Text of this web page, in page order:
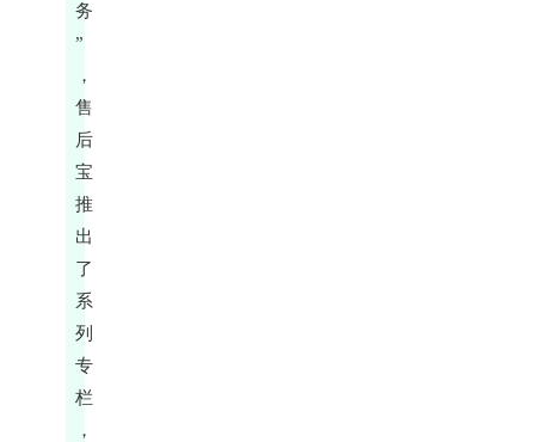
务
”
，
售
后
宝
推
出
了
系
列
专
栏
，